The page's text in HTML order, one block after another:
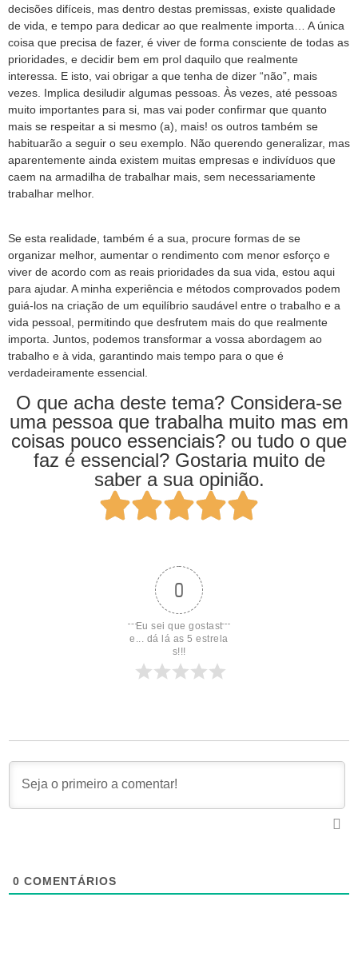
decisões difíceis, mas dentro destas premissas, existe qualidade
de vida, e tempo para dedicar ao que realmente importa… A única
coisa que precisa de fazer, é viver de forma consciente de todas as
prioridades, e decidir bem em prol daquilo que realmente
interessa. E isto, vai obrigar a que tenha de dizer “não”, mais
vezes. Implica desiludir algumas pessoas. Às vezes, até pessoas
muito importantes para si, mas vai poder confirmar que quanto
mais se respeitar a si mesmo (a), mais! os outros também se
habituarão a seguir o seu exemplo. Não querendo generalizar, mas
aparentemente ainda existem muitas empresas e indivíduos que
caem na armadilha de trabalhar mais, sem necessariamente
trabalhar melhor.
Se esta realidade, também é a sua, procure formas de se
organizar melhor, aumentar o rendimento com menor esforço e
viver de acordo com as reais prioridades da sua vida, estou aqui
para ajudar. A minha experiência e métodos comprovados podem
guiá-los na criação de um equilíbrio saudável entre o trabalho e a
vida pessoal, permitindo que desfrutem mais do que realmente
importa. Juntos, podemos transformar a vossa abordagem ao
trabalho e à vida, garantindo mais tempo para o que é
verdadeiramente essencial.
O que acha deste tema? Considera-se
uma pessoa que trabalha muito mas em
coisas pouco essenciais? ou tudo o que
faz é essencial? Gostaria muito de
saber a sua opinião.
0
Eu sei que gostast
e... dá lá as 5 estrela
s!!!
0 COMENTÁRIOS